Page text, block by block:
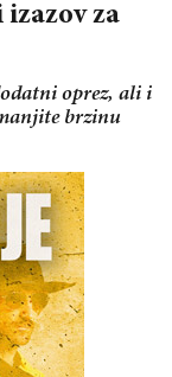
izazov za
oprez, ali i
brzinu